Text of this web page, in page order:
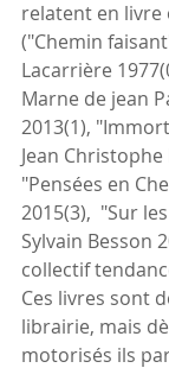
relatent en livre
("Chemin
Lacarrière
Marne de jean
2013(1),
Jean Christophe
"Pensées en
2015(3),  "Sur
Sylvain Besson
collectif
Ces livres sont
librairie, mais
motorisés ils